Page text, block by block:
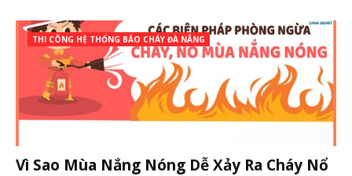
THI CÔNG HỆ THỐNG BÁO CHÁY ĐÀ NẴNG
Vì Sao Mùa Nắng Nóng Dễ Xảy Ra Cháy Nổ